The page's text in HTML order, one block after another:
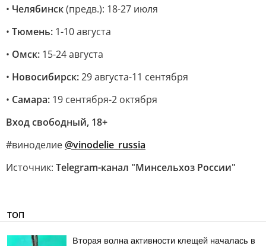
• Челябинск(предв.): 18-27 июля
• Тюмень: 1-10 августа
• Омск: 15-24 августа
• Новосибирск:29 августа-11 сентября
• Самара: 19 сентября-2 октября
Вход свободный, 18+
#виноделие@vinodelie_russia
Источник: Telegram-канал "Минсельхоз России"
ТОП
Вторая волна активности клещей началась в